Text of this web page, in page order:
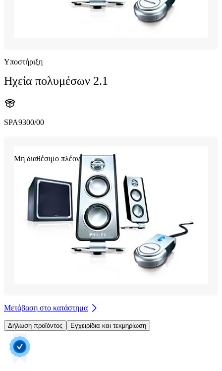
Υποστήριξη
Ηχεία πολυμέσων 2.1
SPA9300/00
Μη διαθέσιμο πλέον
Μετάβαση στο κατάστημα
Δήλωση προϊόντος Εγχειρίδια και τεκμηρίωση